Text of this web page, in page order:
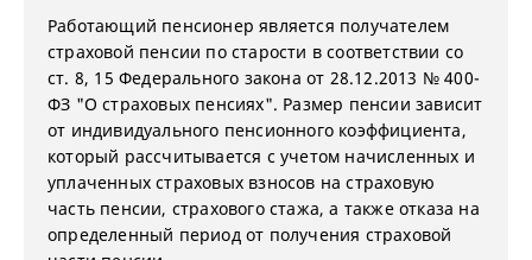
Работающий пенсионер является получателем
страховой пенсии по старости в соответствии со
ст. 8, 15 Федерального закона от 28.12.2013 № 400-
ФЗ "О страховых пенсиях". Размер пенсии зависит
от индивидуального пенсионного коэффициента,
который рассчитывается с учетом начисленных и
уплаченных страховых взносов на страховую
часть пенсии, страхового стажа, а также отказа на
определенный период от получения страховой